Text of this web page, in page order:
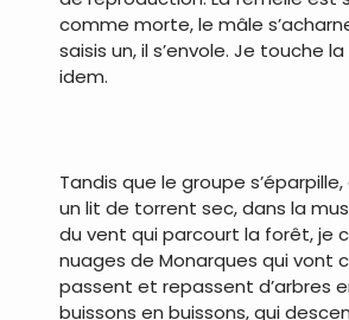
comme morte, le mâle
saisis un, il s’envole. Je touche
idem.
Tandis que le groupe
un lit de torrent sec, dans la
du vent qui parcourt la forêt, je
nuages de Monarques qui vont
passent et repassent d’arbres
buissons en buissons, qui